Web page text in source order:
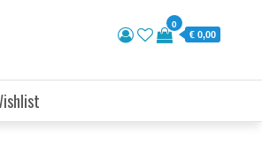
0
€ 0,00